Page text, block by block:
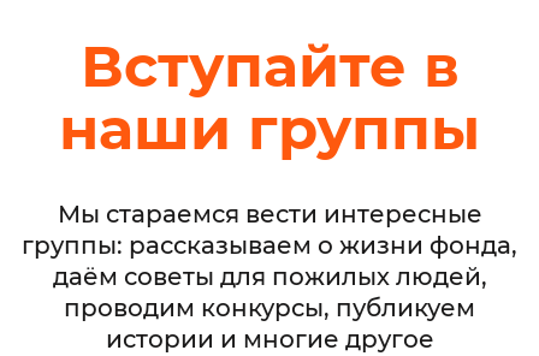
Вступайте в
наши группы
Мы стараемся вести интересные
группы: рассказываем о жизни фонда,
даём советы для пожилых людей,
проводим конкурсы, публикуем
истории и многие другое